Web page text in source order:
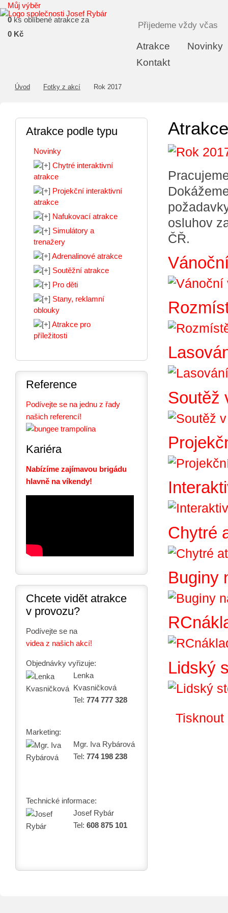
Atrakce
Novinky
Kontakt
Můj výběr
0 ks oblíbené atrakce za
0 Kč
Přijedeme vždy včas
Úvod Fotky z akcí Rok 2017
osluhov
ČŘ.
Soutěž
Chytré
Buginy
Lidský
Tisknout
Atrakce podle typu
Novinky
Chytré interaktivní
atrakce
Projekční interaktivní
atrakce
Nafukovací atrakce
Simulátory a
trenažery
Adrenalinové atrakce
Soutěžní atrakce
Pro děti
Stany, reklamní
oblouky
Atrakce pro
příležitosti
Reference
Podívejte se na jednu z řady
našich referencí!
Kariéra
Nabízíme zajímavou brigádu
hlavně na víkendy!
Chcete vidět atrakce
v provozu?
Podívejte se na
videa z našich akcí!
Objednávky vyřizuje:
Lenka
Kvasničková
Tel: 774 777 328
Marketing:
Mgr. Iva Rybárová
Tel: 774 198 238
Technické informace:
Josef Rybár
Tel: 608 875 101